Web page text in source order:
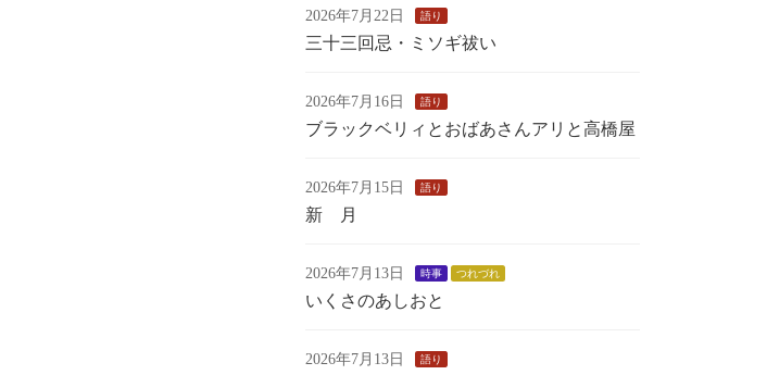
2026年7月22日 語り
三十三回忌・ミソギ祓い
2026年7月16日 語り
ブラックベリィとおばあさんアリと高橋屋
2026年7月15日 語り
新 月
2026年7月13日 時事 つれづれ
いくさのあしおと
2026年7月13日 語り